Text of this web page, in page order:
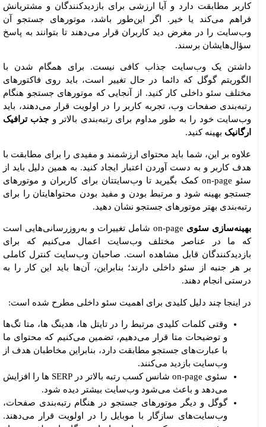
کاربر مطابقت دارد و آیا ارزشی برای بازدیدکنندگان و مشتریانش
فراهم می‌کند یا خیر. اگر این‌طور باشد، موتورهای جستجو آن
وب‌سایت را در مغرض دید کاربران قرار می‌دهند تا بتوانند به پاسخ
سؤال‌هایشان برسند.
داشتن یک وب‌سایت جذاب کافی نیست. برای همگام شدن با
الگوریتم گوگل که دائما در حال تغییر است، باید روی فاکتورهای
مختلف سئو داخلی کار کنید. از آنجایی که موتورهای جستجو هنگام
رتبه‌بندی صفحات وب، تجربه کاربر را در اولویت قرار می‌دهند، باید
وب‌سایت خود را به طور مداوم برای رتبه‌بندی بالاتر و جذب ترافیک
ارگانیک بهینه کنید.
علاوه بر این، شما باید محتوای ارزشمند و مفیدی را برای مطابقت با
هدف کاربر و به دست آوردن اعتبار ایجاد کنید. به همین دلیل باید از
سئو on-page کمک بگیرید تا وب‌سایتتان برای کاربران و موتورهای
جستجو بهینه شود و مرتبط بودن و مفید بودن محتواهایتان را برای
رتبه‌بندی بهتر موتورهای جستجو نشان دهید.
بهینه‌سازی سئوی
on-page شامل تغییرات و به‌روزرسانی‌هایی است
که ما در عناصر مختلف وب‌سایت اعمال می‌کنیم که برای
بازدیدکنندگان قابل مشاهده است. صاحبان وب‌سایت کنترل کاملی
بر هر جنبه از سئو داخلی دارند؛ بنابراین، آن‌ها باید این کار را به
درستی انجام دهند.
در اینجا چند دلیل کلیدی برای اهمیت سئو داخلی مطرح شده است:
وقتی کلمات کلیدی مرتبط را در تایتل ها، هدینگ ها، متا تگ‌ها
و توضیحات متا قرار می‌دهیم، تضمین می‌کنیم که محتوای ما
با عبارت‌های جستجو مطابقت دارد، بنابراین مخاطبان هدف از
وب‌سایت بازدید می‌کنند.
سئوی on-page شانس کسب رتبه بالاتر در SERP ها را افزایش
می‌دهد و باعث می‌شود وب‌سایت بیشتر دیده شود.
گوگل و دیگر موتورهای جستجو در هنگام رتبه‌بندی صفحات،
وب‌سایت‌های سازگار با موبایل را در اولویت قرار می‌دهند.